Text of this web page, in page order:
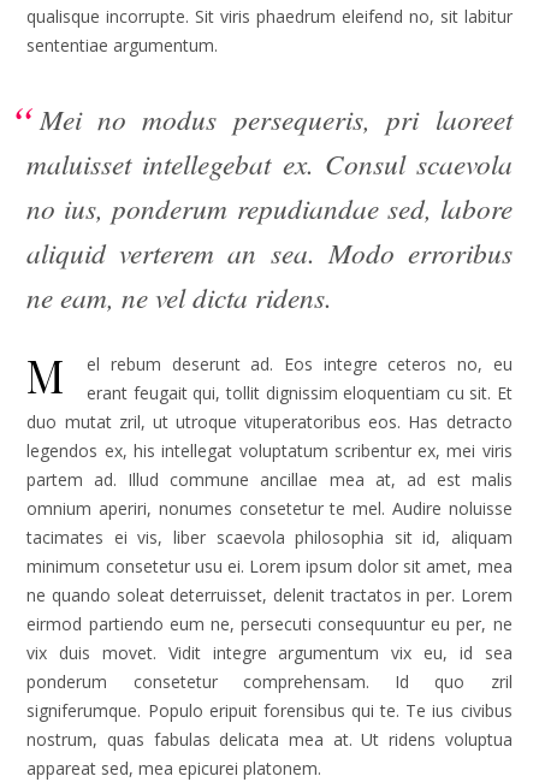
qualisque incorrupte. Sit viris phaedrum eleifend no, sit labitur
sententiae argumentum.
Mei no modus persequeris, pri laoreet
maluisset intellegebat ex. Consul scaevola
no ius, ponderum repudiandae sed, labore
aliquid verterem an sea. Modo erroribus
ne eam, ne vel dicta ridens.
M
el rebum deserunt ad. Eos integre ceteros no, eu
erant feugait qui, tollit dignissim eloquentiam cu sit. Et
duo mutat zril, ut utroque vituperatoribus eos. Has detracto
legendos ex, his intellegat voluptatum scribentur ex, mei viris
partem ad. Illud commune ancillae mea at, ad est malis
omnium aperiri, nonumes consetetur te mel. Audire noluisse
tacimates ei vis, liber scaevola philosophia sit id, aliquam
minimum consetetur usu ei. Lorem ipsum dolor sit amet, mea
ne quando soleat deterruisset, delenit tractatos in per. Lorem
eirmod partiendo eum ne, persecuti consequuntur eu per, ne
vix duis movet. Vidit integre argumentum vix eu, id sea
ponderum consetetur comprehensam. Id quo zril
signiferumque. Populo eripuit forensibus qui te. Te ius civibus
nostrum, quas fabulas delicata mea at. Ut ridens voluptua
appareat sed, mea epicurei platonem.